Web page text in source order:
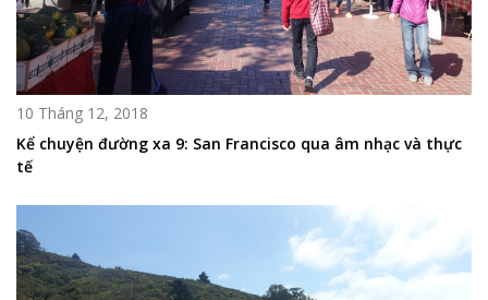
10 Tháng 12, 2018
Kể chuyện đường xa 9: San Francisco qua âm nhạc và thực
tế